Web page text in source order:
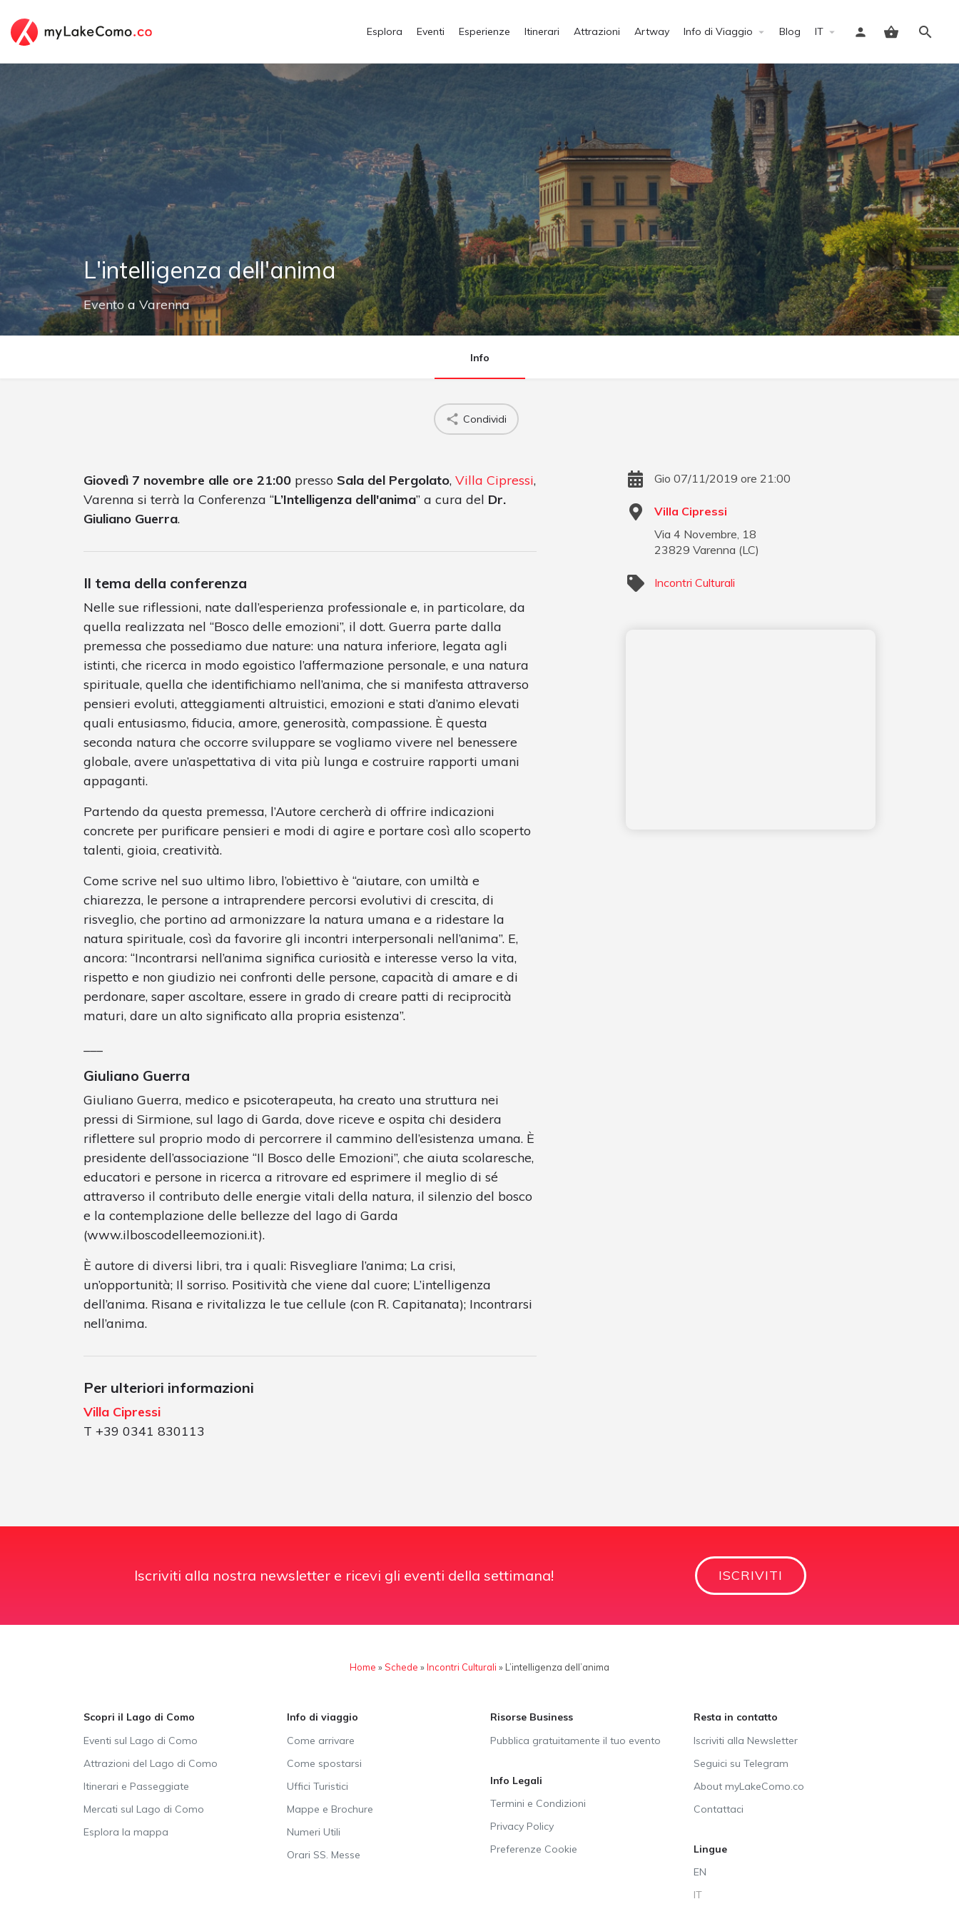
Esplora Eventi Esperienze Itinerari Attrazioni Artway Info di Viaggio Blog IT
Accedi
L'intelligenza dell'anima
EventoaVarenna
Info
Condividi
Giovedì 7 novembre alle ore 21:00 presso Sala del Pergolato, Villa Cipressi,
Varenna si terrà la Conferenza “L’Intelligenza dell'anima” a cura del Dr.
Giuliano Guerra.
Il tema della conferenza
Nelle sue riflessioni, nate dall’esperienza professionale e, in particolare, da
quella realizzata nel “Bosco delle emozioni”, il dott. Guerra parte dalla
premessa che possediamo due nature: una natura inferiore, legata agli
istinti, che ricerca in modo egoistico l’affermazione personale, e una natura
spirituale, quella che identifichiamo nell’anima, che si manifesta attraverso
pensieri evoluti, atteggiamenti altruistici, emozioni e stati d’animo elevati
quali entusiasmo, fiducia, amore, generosità, compassione. È questa
seconda natura che occorre sviluppare se vogliamo vivere nel benessere
globale, avere un’aspettativa di vita più lunga e costruire rapporti umani
appaganti.
Partendo da questa premessa, l’Autore cercherà di offrire indicazioni
concrete per purificare pensieri e modi di agire e portare così allo scoperto
talenti, gioia, creatività.
Come scrive nel suo ultimo libro, l’obiettivo è “aiutare, con umiltà e
chiarezza, le persone a intraprendere percorsi evolutivi di crescita, di
risveglio, che portino ad armonizzare la natura umana e a ridestare la
natura spirituale, così da favorire gli incontri interpersonali nell’anima”. E,
ancora: “Incontrarsi nell’anima significa curiosità e interesse verso la vita,
rispetto e non giudizio nei confronti delle persone, capacità di amare e di
perdonare, saper ascoltare, essere in grado di creare patti di reciprocità
maturi, dare un alto significato alla propria esistenza”.
Giuliano Guerra
Giuliano Guerra, medico e psicoterapeuta, ha creato una struttura nei
pressi di Sirmione, sul lago di Garda, dove riceve e ospita chi desidera
riflettere sul proprio modo di percorrere il cammino dell’esistenza umana. È
presidente dell’associazione “Il Bosco delle Emozioni”, che aiuta scolaresche,
educatori e persone in ricerca a ritrovare ed esprimere il meglio di sé
attraverso il contributo delle energie vitali della natura, il silenzio del bosco
e la contemplazione delle bellezze del lago di Garda
(www.ilboscodelleemozioni.it).
È autore di diversi libri, tra i quali: Risvegliare l’anima; La crisi,
un’opportunità; Il sorriso. Positività che viene dal cuore; L’intelligenza
dell’anima. Risana e rivitalizza le tue cellule (con R. Capitanata); Incontrarsi
nell’anima.
Per ulteriori informazioni
Villa Cipressi
T +39 0341 830113
Gio 07/11/2019 ore 21:00
Villa Cipressi
Via 4 Novembre, 18
23829 Varenna (LC)
Incontri Culturali
Iscriviti alla nostra newsletter e ricevi gli eventi della settimana! ISCRIVITI
Home »Schede »Incontri Culturali » L’intelligenza dell’anima
Scopri il Lago di Como
Eventi sul Lago di Como
Attrazioni del Lago di Como
Itinerari e Passeggiate
Mercati sul Lago di Como
Esplora la mappa
Info di viaggio
Come arrivare
Come spostarsi
Uffici Turistici
Mappe e Brochure
Numeri Utili
Orari SS. Messe
Risorse Business
Pubblica gratuitamente il tuo evento
Info Legali
Termini e Condizioni
Privacy Policy
Preferenze Cookie
Resta in contatto
Iscriviti alla Newsletter
Seguici su Telegram
About myLakeComo.co
Contattaci
Lingue
EN
IT